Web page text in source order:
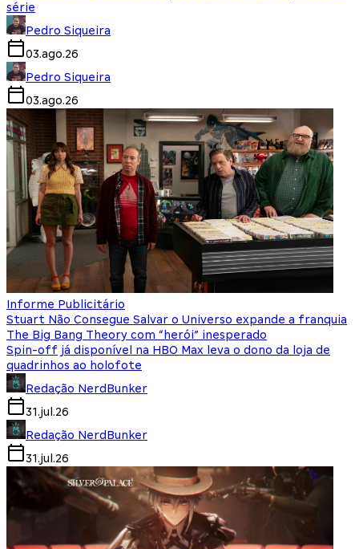
série
Pedro Siqueira
03.ago.26
Pedro Siqueira
03.ago.26
Informe Publicitário
Stuart Não Consegue Salvar o Universo expande a franquia
The Big Bang Theory com “herói” inesperado
Spin-off já disponível na HBO Max leva o dono da loja de
quadrinhos ao holofote
Redação NerdBunker
31.jul.26
Redação NerdBunker
31.jul.26